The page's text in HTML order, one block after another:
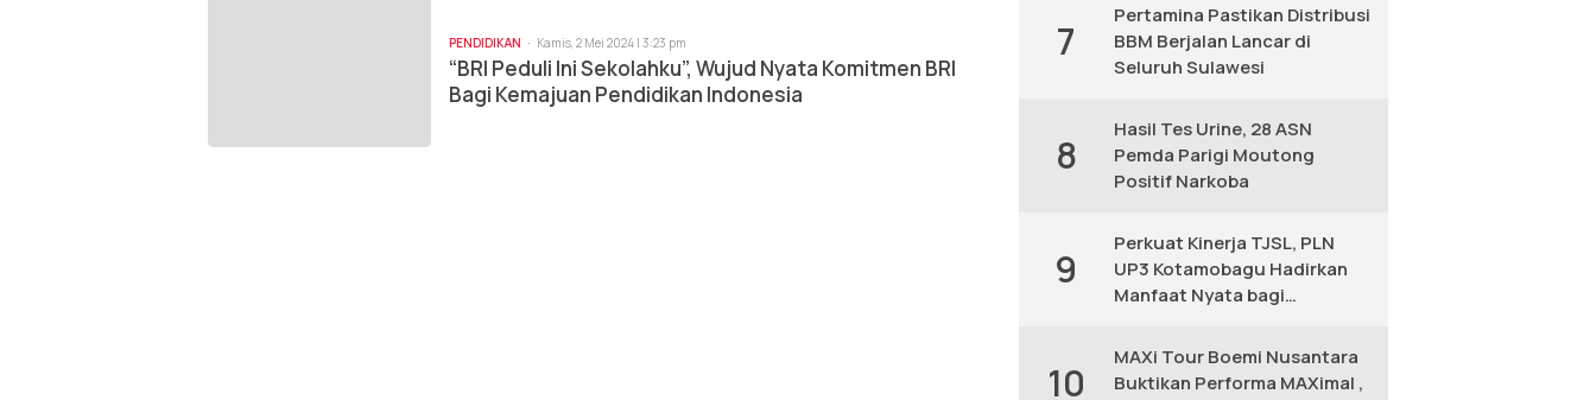
PENDIDIKAN Kamis, 2 Mei 2024 | 3:23 pm
“BRI Peduli Ini Sekolahku”, Wujud Nyata Komitmen BRI
Bagi Kemajuan Pendidikan Indonesia
7
Pertamina Pastikan Distribusi
BBM Berjalan Lancar di
Seluruh Sulawesi
8
Hasil Tes Urine, 28 ASN
Pemda Parigi Moutong
Positif Narkoba
9
Perkuat Kinerja TJSL, PLN
UP3 Kotamobagu Hadirkan
Manfaat Nyata bagi
10
MAXi Tour Boemi Nusantara
Buktikan Performa MAXimal ,